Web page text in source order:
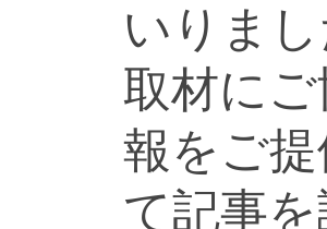
いりまし
取材に
報をご
て記事